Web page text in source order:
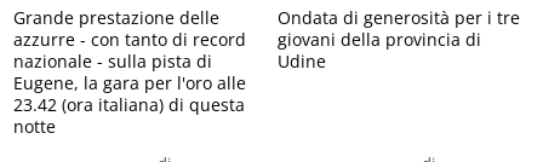
Grande prestazione delle
azzurre - con tanto di record
nazionale - sulla pista di
Eugene, la gara per l'oro alle
23.42 (ora italiana) di questa
notte
Ondata di generosità per i tre
giovani della provincia di
Udine